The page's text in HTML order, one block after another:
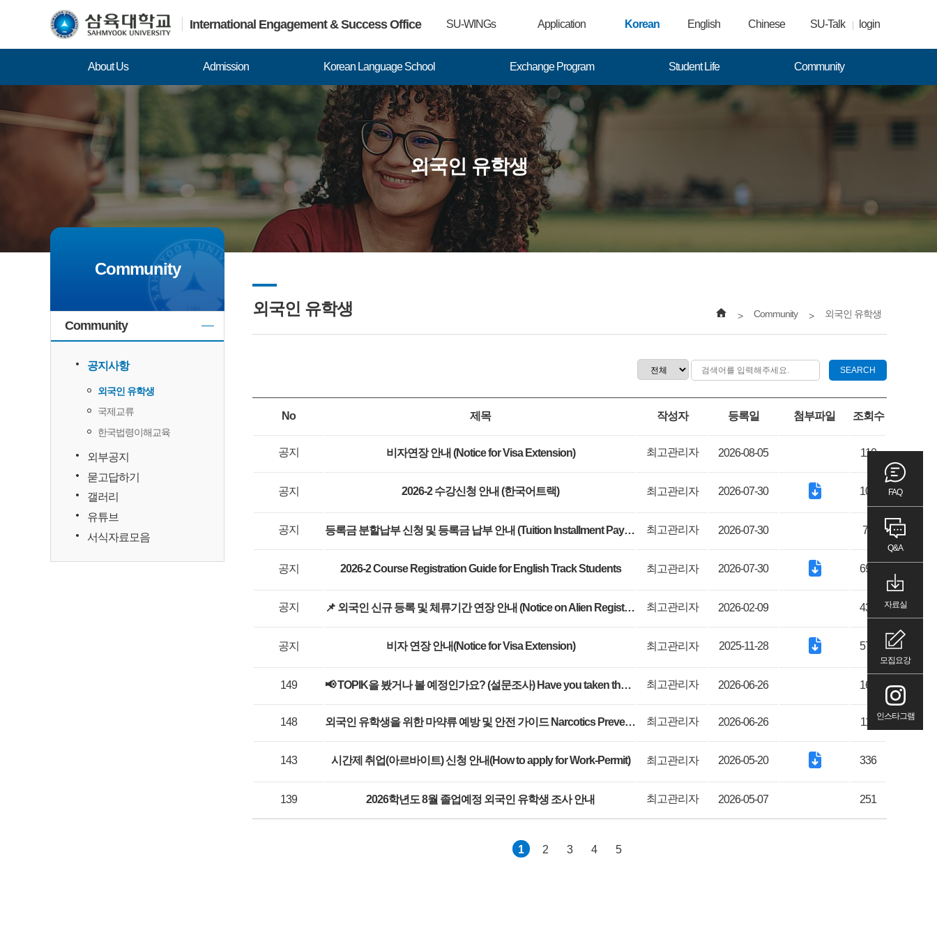
International Engagement & Success Office SU-WINGs Application Korean English Chinese SU-Talk login
About Us Admission Korean Language School Exchange Program Student Life Community
FAQ
Q&A
자료실
모집요강
인스타그램
외국인 유학생
Community
Community
공지사항
외국인 유학생
국제교류
한국법령이해교육
외부공지
묻고답하기
갤러리
유튜브
서식자료모음
외국인 유학생 > Community > 외국인 유학생
SEARCH
No 제목 작성자 등록일 첨부파일 조회수
공지 비자연장 안내 (Notice for Visa Extension) 최고관리자 2026-08-05 110
공지 2026-2 수강신청 안내 (한국어트랙) 최고관리자 2026-07-30 108
공지 등록금 분할납부 신청 및 등록금 납부 안내 (Tuition Installment Payment Application & Tuition Payment Notice) 최고관리자 2026-07-30 70
공지 2026-2 Course Registration Guide for English Track Students 최고관리자 2026-07-30 694
공지 📌 외국인 신규 등록 및 체류기간 연장 안내 (Notice on Alien Registration & Extension of Stay) 최고관리자 2026-02-09 438
공지 비자 연장 안내(Notice for Visa Extension) 최고관리자 2025-11-28 570
149 📢 TOPIK을 봤거나 볼 예정인가요? (설문조사) Have you taken the TOPIK, or are you planning to take it? (Survey) 최고관리자 2026-06-26 169
148 외국인 유학생을 위한 마약류 예방 및 안전 가이드 Narcotics Prevention and Safety Guide for International Students in Korea 최고관리자 2026-06-26 119
143 시간제 취업(아르바이트) 신청 안내(How to apply for Work-Permit) 최고관리자 2026-05-20 336
139 2026학년도 8월 졸업예정 외국인 유학생 조사 안내 최고관리자 2026-05-07 251
1 2 3 4 5